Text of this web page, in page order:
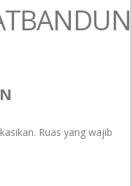
Ruas yang wajib